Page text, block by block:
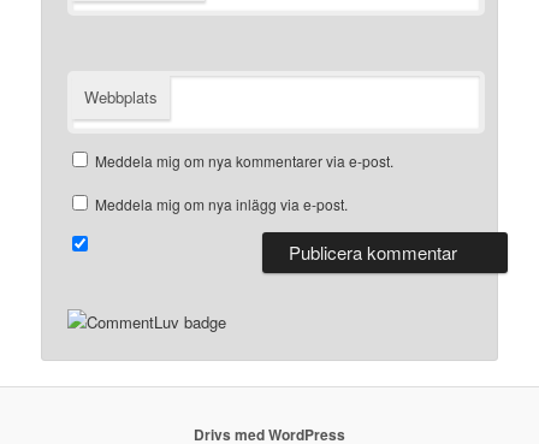
Webbplats
Meddela mig om nya kommentarer via e-post.
Meddela mig om nya inlägg via e-post.
Drivs med WordPress